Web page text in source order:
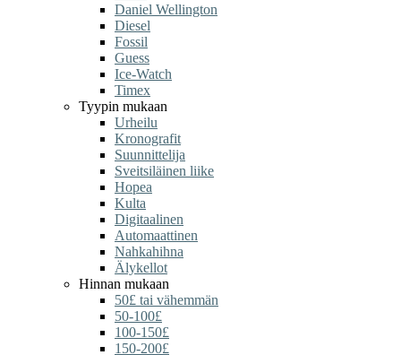
Daniel Wellington
Diesel
Fossil
Guess
Ice-Watch
Timex
Tyypin mukaan
Urheilu
Kronografit
Suunnittelija
Sveitsiläinen liike
Hopea
Kulta
Digitaalinen
Automaattinen
Nahkahihna
Älykellot
Hinnan mukaan
50£ tai vähemmän
50-100£
100-150£
150-200£